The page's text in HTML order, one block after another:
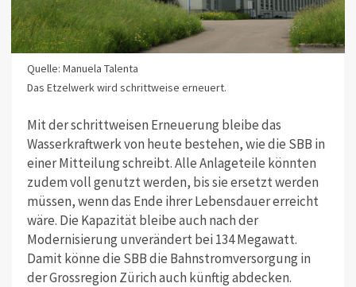
Quelle: Manuela Talenta
Das Etzelwerk wird schrittweise erneuert.
Mit der schrittweisen Erneuerung bleibe das
Wasserkraftwerk von heute bestehen, wie die SBB in
einer Mitteilung schreibt. Alle Anlageteile könnten
zudem voll genutzt werden, bis sie ersetzt werden
müssen, wenn das Ende ihrer Lebensdauer erreicht
wäre. Die Kapazität bleibe auch nach der
Modernisierung unverändert bei 134 Megawatt.
Damit könne die SBB die Bahnstromversorgung in
der Grossregion Zürich auch künftig abdecken.